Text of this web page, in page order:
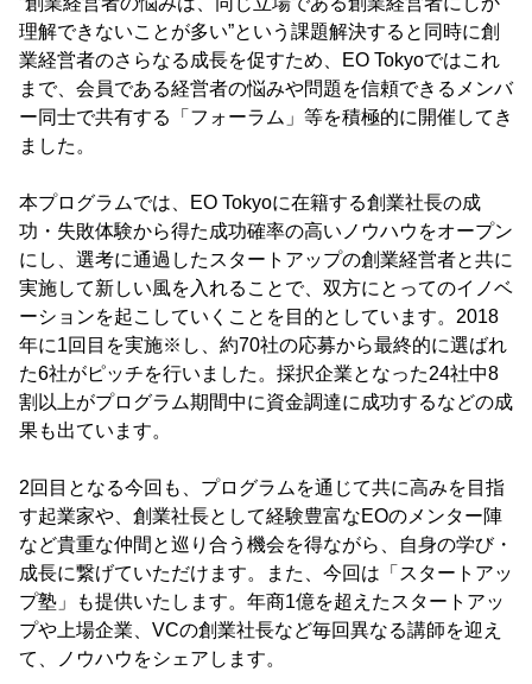
理解できないことが多い”という課題解決すると同時に創
業経営者のさらなる成長を促すため、EO Tokyoではこれ
まで、会員である経営者の悩みや問題を信頼できるメンバ
ー同士で共有する「フォーラム」等を積極的に開催してき
ました。
本プログラムでは、EO Tokyoに在籍する創業社長の成
功・失敗体験から得た成功確率の高いノウハウをオープン
にし、選考に通過したスタートアップの創業経営者と共に
実施して新しい風を入れることで、双方にとってのイノベ
ーションを起こしていくことを目的としています。2018
年に1回目を実施※し、約70社の応募から最終的に選ばれ
た6社がピッチを行いました。採択企業となった24社中8
割以上がプログラム期間中に資金調達に成功するなどの成
果も出ています。
2回目となる今回も、プログラムを通じて共に高みを目指
す起業家や、創業社長として経験豊富なEOのメンター陣
など貴重な仲間と巡り合う機会を得ながら、自身の学び・
成長に繋げていただけます。また、今回は「スタートアッ
プ塾」も提供いたします。年商1億を超えたスタートアッ
プや上場企業、VCの創業社長など毎回異なる講師を迎え
て、ノウハウをシェアします。